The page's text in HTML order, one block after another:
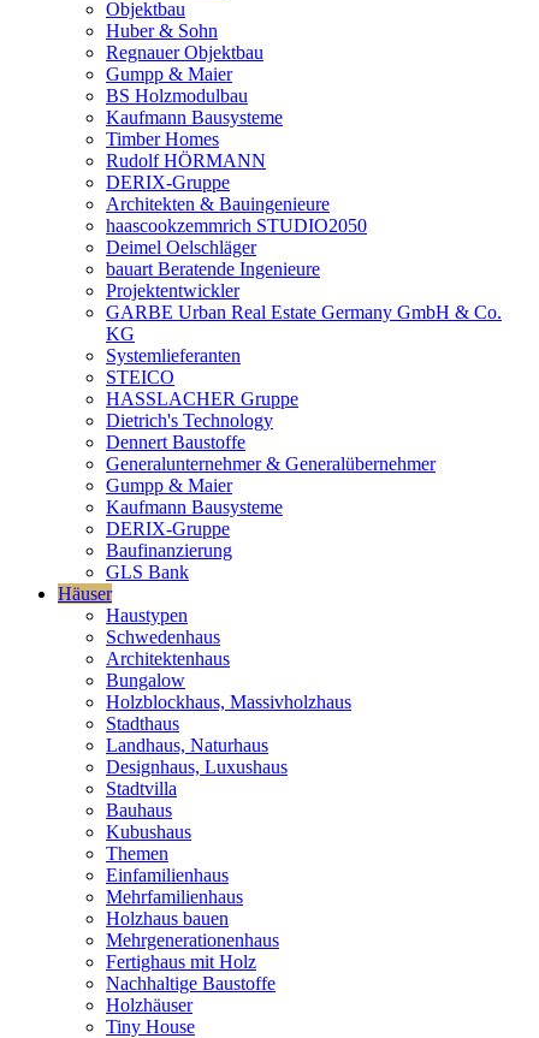
Objektbau
Huber & Sohn
Regnauer Objektbau
Gumpp & Maier
BS Holzmodulbau
Kaufmann Bausysteme
Timber Homes
Rudolf HÖRMANN
DERIX-Gruppe
Architekten & Bauingenieure
haascookzemmrich STUDIO2050
Deimel Oelschläger
bauart Beratende Ingenieure
Projektentwickler
GARBE Urban Real Estate Germany GmbH & Co.
KG
Systemlieferanten
STEICO
HASSLACHER Gruppe
Dietrich's Technology
Dennert Baustoffe
Generalunternehmer & Generalübernehmer
Gumpp & Maier
Kaufmann Bausysteme
DERIX-Gruppe
Baufinanzierung
GLS Bank
Häuser
Haustypen
Schwedenhaus
Architektenhaus
Bungalow
Holzblockhaus, Massivholzhaus
Stadthaus
Landhaus, Naturhaus
Designhaus, Luxushaus
Stadtvilla
Bauhaus
Kubushaus
Themen
Einfamilienhaus
Mehrfamilienhaus
Holzhaus bauen
Mehrgenerationenhaus
Fertighaus mit Holz
Nachhaltige Baustoffe
Holzhäuser
Tiny House